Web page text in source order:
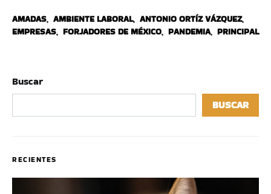
AMADAS, AMBIENTE LABORAL, ANTONIO ORTÍZ VÁZQUEZ,
EMPRESAS, FORJADORES DE MÉXICO, PANDEMIA, PRINCIPAL
Buscar
BUSCAR
RECIENTES